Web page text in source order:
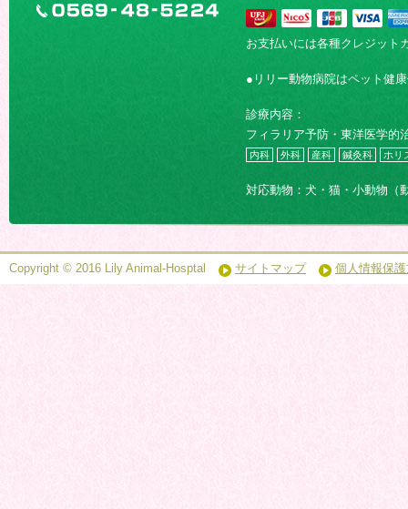
お支払いには各種クレジット
●リリー動物病院はペット健
診療内容：
フィラリア予防・東洋医学的
内科 外科 産科 鍼灸科 ホリ
対応動物：犬・猫・小動物（
Copyright © 2016 Lily Animal-Hosptal サイトマップ 個人情報保